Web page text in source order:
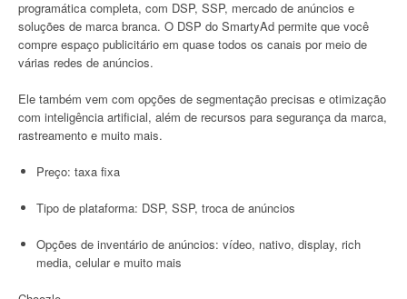
programática completa, com DSP, SSP, mercado de anúncios e
soluções de marca branca. O DSP do SmartyAd permite que você
compre espaço publicitário em quase todos os canais por meio de
várias redes de anúncios.
Ele também vem com opções de segmentação precisas e otimização
com inteligência artificial, além de recursos para segurança da marca,
rastreamento e muito mais.
Preço: taxa fixa
Tipo de plataforma: DSP, SSP, troca de anúncios
Opções de inventário de anúncios: vídeo, nativo, display, rich
media, celular e muito mais